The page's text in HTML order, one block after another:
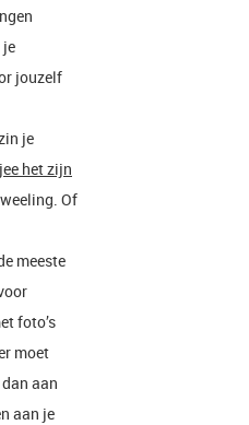
je
jouzelf
je
het zijn
Of
meeste
foto’s
moet
aan
aan je